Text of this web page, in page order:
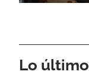
Lo último